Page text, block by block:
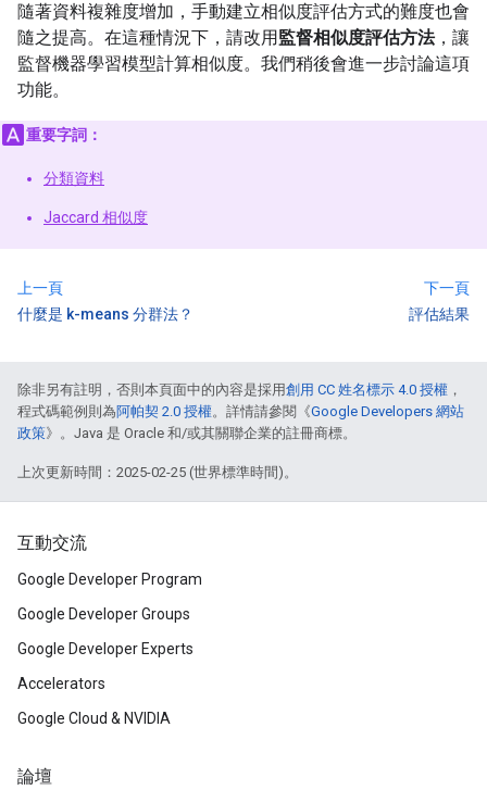
隨著資料複雜度增加，手動建立相似度評估方式的難度也會
隨之提高。在這種情況下，請改用監督相似度評估方法，讓
監督機器學習模型計算相似度。我們稍後會進一步討論這項
功能。
重要字詞：
分類資料
Jaccard 相似度
上一頁
什麼是 k-means 分群法？
下一頁
評估結果
除非另有註明，否則本頁面中的內容是採用創用 CC 姓名標示 4.0 授權 ，
程式碼範例則為阿帕契 2.0 授權。詳情請參閱《Google Developers 網站
政策》。Java 是 Oracle 和/或其關聯企業的註冊商標。
上次更新時間：2025-02-25 (世界標準時間)。
互動交流
Google Developer Program
Google Developer Groups
Google Developer Experts
Accelerators
Google Cloud & NVIDIA
論壇